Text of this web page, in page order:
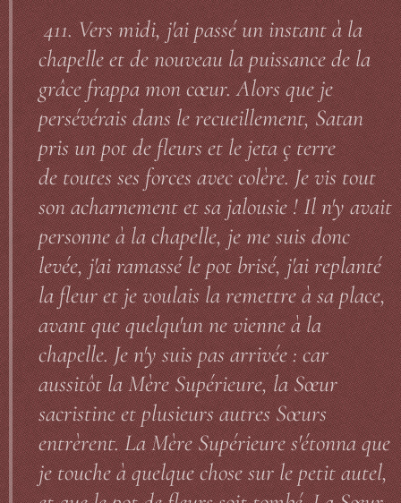
411. Vers midi, j'ai passé un instant à la
chapelle et de nouveau la puissance de la
grâce frappa mon cœur. Alors que je
persévérais dans le recueillement, Satan
pris un pot de fleurs et le jeta ç terre
de toutes ses forces avec colère. Je vis tout
son acharnement et sa jalousie ! Il n'y avait
personne à la chapelle, je me suis donc
levée, j'ai ramassé le pot brisé, j'ai replanté
la fleur et je voulais la remettre à sa place,
avant que quelqu'un ne vienne à la
chapelle. Je n'y suis pas arrivée : car
aussitôt la Mère Supérieure, la Sœur
sacristine et plusieurs autres Sœurs
entrèrent. La Mère Supérieure s'étonna que
je touche à quelque chose sur le petit autel,